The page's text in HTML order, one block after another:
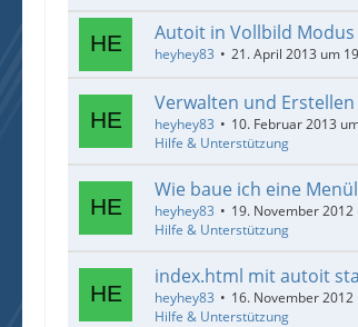
Autoit in Vollbild Modus
heyhey83 21. April 2013 um
Verwalten und
heyhey83
10. Februar 2013
Hilfe & Unterstützung
Wie baue ich eine
heyhey83
19. November 2012
Hilfe & Unterstützung
index.html mit autoit
heyhey83
16. November 2012
Hilfe & Unterstützung